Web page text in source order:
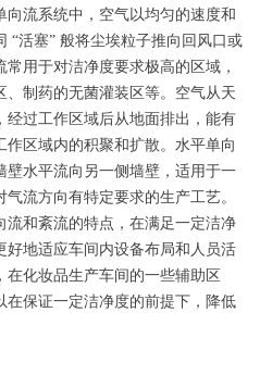
向流系统中，空气以均匀的速度和
“活塞” 般将尘埃粒子推向回风口或
用于对洁净度要求极高的区域，
、制药的无菌灌装区等。空气从天
经过工作区域后从地面排出，能有
作区域内的积聚和扩散。水平单向
壁水平流向另一侧墙壁，适用于一
流方向有特定要求的生产工艺。
流和紊流的特点，在满足一定洁净
好地适应车间内设备布局和人员活
在化妆品生产车间的一些辅助区
在保证一定洁净度的前提下，降低